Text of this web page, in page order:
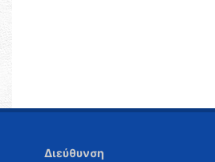
Διεύθυνση